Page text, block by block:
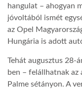
hangulat – ahogyan
jóvoltából ismét
az Opel
Hungária is adott
Tehát augusztus 28-
ben – felállhatnak
Palme sétányon. A